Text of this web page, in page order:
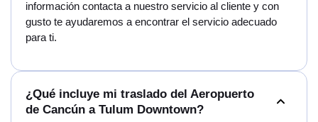
información contacta a nuestro servicio al cliente y con
gusto te ayudaremos a encontrar el servicio adecuado
para ti.
¿Qué incluye mi traslado del Aeropuerto
de Cancún a Tulum Downtown?